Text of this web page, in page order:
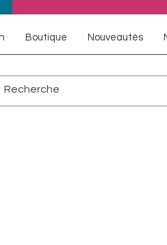
Boutique Nouveautés